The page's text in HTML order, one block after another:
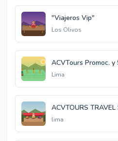
"Viajeros Vip"
Los Olivos
ACVTours Promoc. y
Lima
ACVTOURS TRAVEL
lima